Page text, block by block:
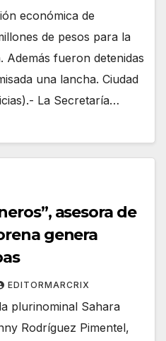
económica de
de pesos para la
Además fueron detenidas
una lancha. Ciudad
La Secretaría…
asesora de
genera
EDITORMARCRIX
plurinominal Sahara
Rodríguez Pimentel,